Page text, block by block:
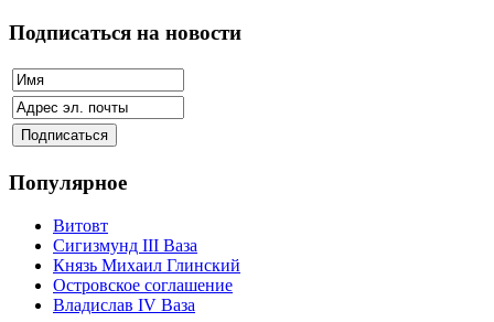
Подписаться на новости
Популярное
Витовт
Сигизмунд III Ваза
Князь Михаил Глинский
Островское соглашение
Владислав IV Ваза